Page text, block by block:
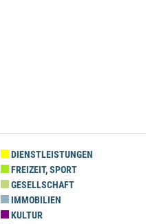
DIENSTLEISTUNGEN
FREIZEIT, SPORT
GESELLSCHAFT
IMMOBILIEN
KULTUR